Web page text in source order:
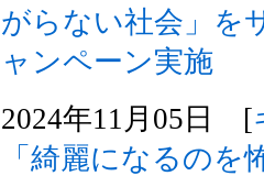
がらない社会」を
ャンペーン実施
2024年11月05日 [
「綺麗になるの